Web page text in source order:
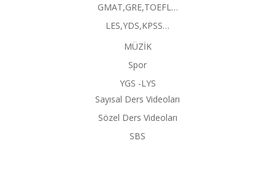
GMAT,GRE,TOEFL…
LES,YDS,KPSS…
MÜZİK
Spor
YGS -LYS
Sayısal Ders Videoları
Sözel Ders Videoları
SBS